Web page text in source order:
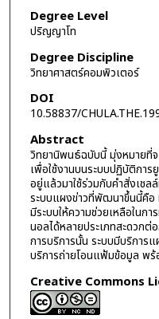
Degree Level
ปริญญาโท
Degree Discipline
วิทยาศาสตร์คอมพิวเตอร์
DOI
10.58837/
Abstract
วิทยานิพนธ์ฉบับนี้ มุ่งหมายที่
เพื่อใช้งานบนระบบปฏิบัติการ
อยู่แล้วมาใช้ร่วมกับคำสั่งเ
ระบบแผงข่าวที่พัฒนาขึ้นนี้คือ
มีระบบให้ความช่วยเหลือในก
นอลได้หลายประเภทสะดวก
การบริการนั้น ระบบมีบริการ
บริการถ่ายโอนแฟ้มข้อมูล พร้
Creative Commons